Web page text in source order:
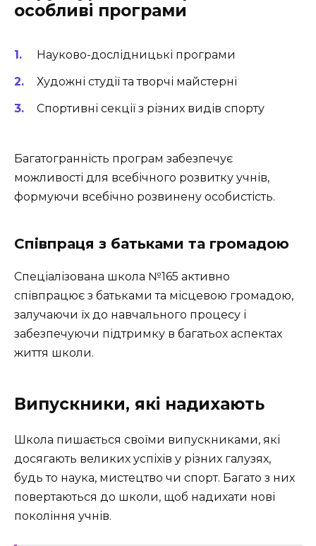
особливі програми
Науково-дослідницькі програми
Художні студії та творчі майстерні
Спортивні секції з різних видів спорту
Багатогранність програм забезпечує
можливості для всебічного розвитку учнів,
формуючи всебічно розвинену особистість.
Співпраця з батьками та громадою
Спеціалізована школа №165 активно
співпрацює з батьками та місцевою громадою,
залучаючи їх до навчального процесу і
забезпечуючи підтримку в багатьох аспектах
життя школи.
Випускники, які надихають
Школа пишається своїми випускниками, які
досягають великих успіхів у різних галузях,
будь то наука, мистецтво чи спорт. Багато з них
повертаються до школи, щоб надихати нові
покоління учнів.